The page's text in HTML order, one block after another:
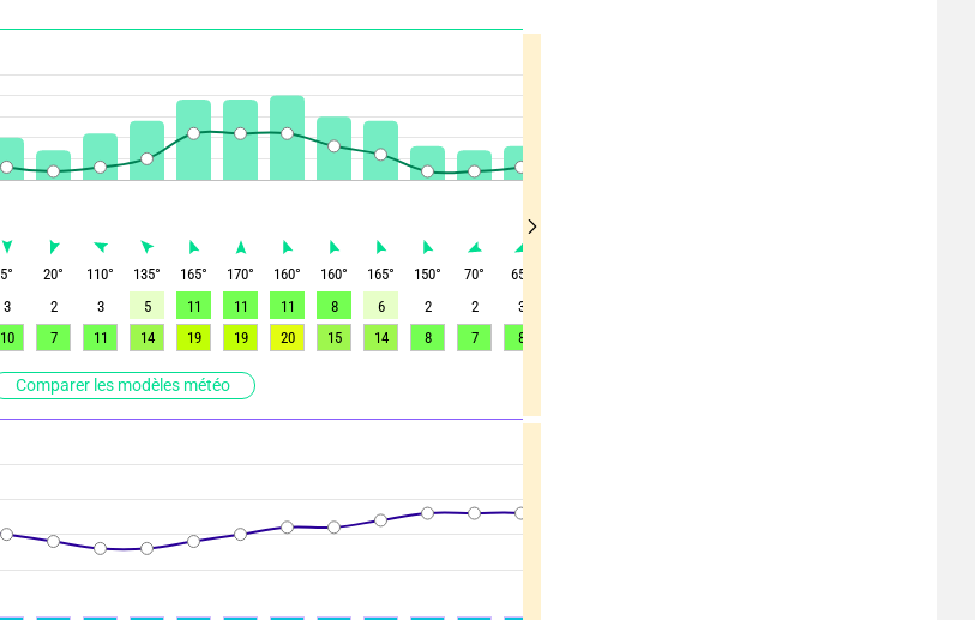
Comparer les modèles météo
5° 20° 110° 135° 165° 170° 160° 160° 165° 150° 70° 65
3 2 3 5 11 11 11 8 6 2 2 3
10 7 11 14 19 19 20 15 14 8 7 8